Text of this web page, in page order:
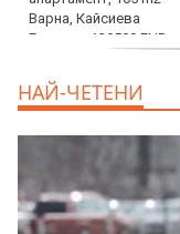
НАЙ-ЧЕТЕНИ